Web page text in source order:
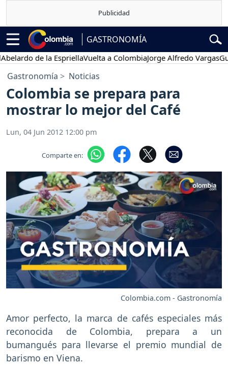
GASTRONOMÍA
de la EspriellaVuelta a ColombiaJorge Alfredo Vargas
Gastronomía Noticias
Colombia se prepara para
mostrar lo mejor del Café
Lun, 04 Jun 2012 12:00 pm
Comparte en:
Colombia.com - Gastronomía
Amor perfecto, la marca de cafés especiales más
reconocida de Colombia, prepara a un
bumangués para llevarse el premio mundial de
barismo en Viena.